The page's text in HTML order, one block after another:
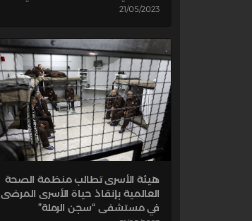
21/05/2023
هيئة الأسرى تطالب منظمة الصحة
العالمية بإنقاذ حياة الأسرى المرضى
في مستشفى “سجن الرملة”